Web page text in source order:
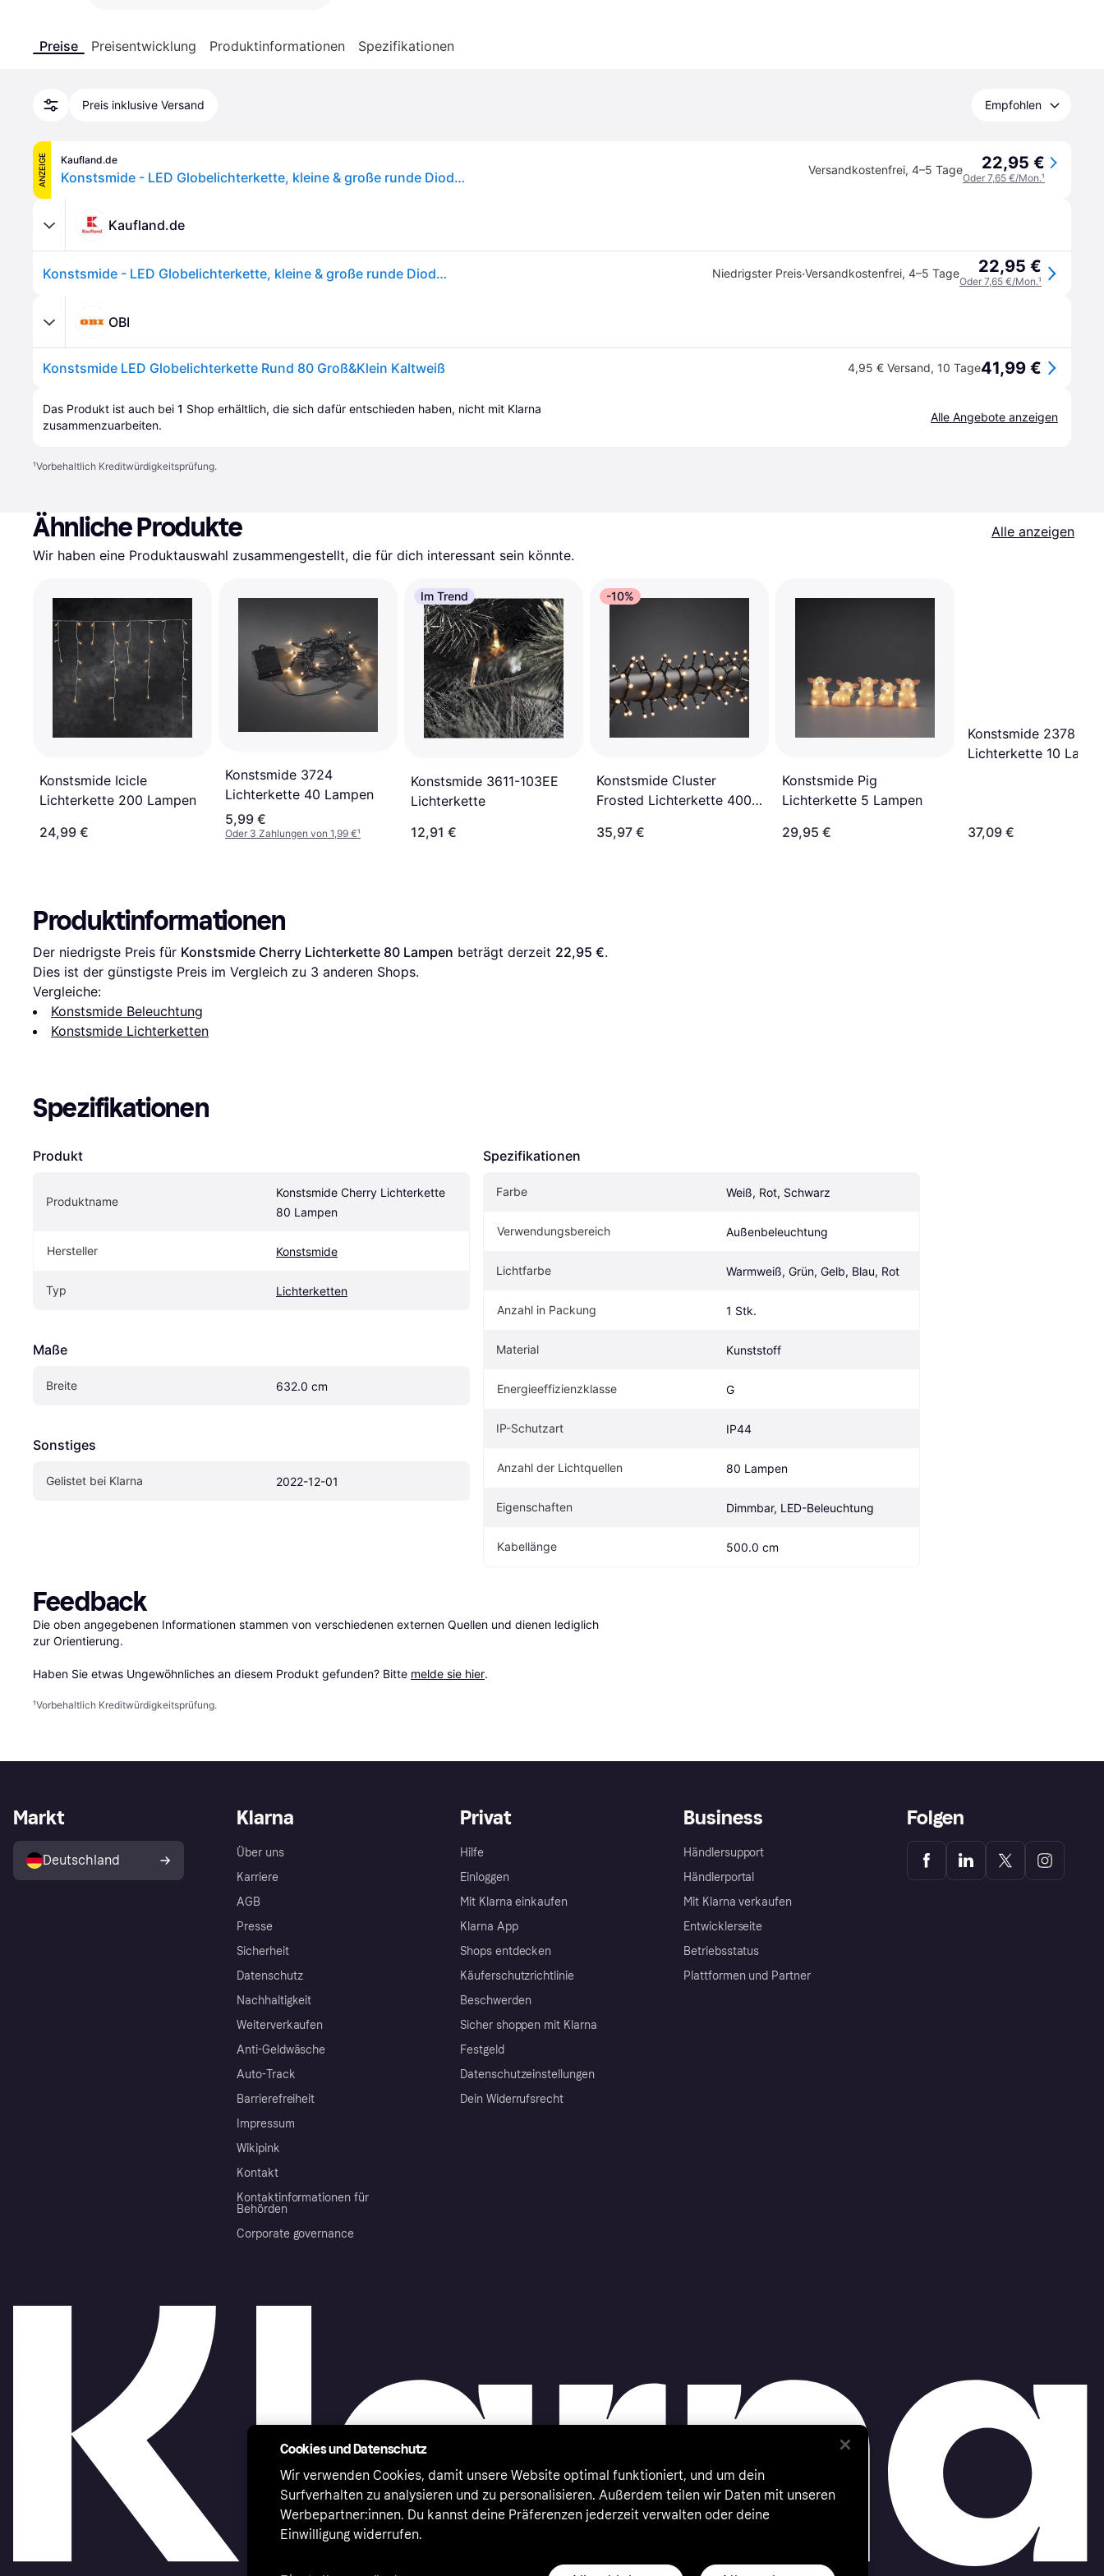
Preise Preisentwicklung Produktinformationen Spezifikationen
Preis inklusive Versand Empfohlen
ANZEIGE Kaufland.de
Konstsmide - LED Globelichterkette, kleine & große runde Dioden, 80 warm weiße Dioden, 24V Außentrafo, schwarzes Kabel; 3680-107 Versandkostenfrei, 4–5 Tage 22,95 €
Oder 7,65 €/Mon.¹
Kaufland.de
Konstsmide - LED Globelichterkette, kleine & große runde Dioden, 80 warm weiße Dioden, 24V Außentrafo, schwarzes Kabel; 3680-107 Niedrigster Preis·Versandkostenfrei, 4–5 Tage 22,95 €
Oder 7,65 €/Mon.¹
OBI
Konstsmide LED Globelichterkette Rund 80 Groß&Klein Kaltweiß 4,95 € Versand, 10 Tage41,99 €
Das Produkt ist auch bei 1 Shop erhältlich, die sich dafür entschieden haben, nicht mit Klarna
zusammenzuarbeiten.
Alle Angebote anzeigen
¹Vorbehaltlich Kreditwürdigkeitsprüfung.
Ähnliche Produkte
Alle anzeigen
Wir haben eine Produktauswahl zusammengestellt, die für dich interessant sein könnte.
Konstsmide Icicle
Lichterkette 200 Lampen
24,99 €
Konstsmide 3724
Lichterkette 40 Lampen
5,99 €
Oder 3 Zahlungen von 1,99 €¹
Im Trend
Konstsmide 3611-103EE
Lichterkette
12,91 €
-10%
Konstsmide Cluster
Frosted Lichterkette 400
35,97 €
Konstsmide Pig
Lichterkette 5 Lampen
29,95 €
Konstsmide 2378
Lichterkette 10
37,09 €
Produktinformationen
Der niedrigste Preis für Konstsmide Cherry Lichterkette 80 Lampen beträgt derzeit 22,95 €.
Dies ist der günstigste Preis im Vergleich zu 3 anderen Shops.
Vergleiche:
Konstsmide Beleuchtung
Konstsmide Lichterketten
Spezifikationen
Produkt
Produktname
Konstsmide Cherry Lichterkette
80 Lampen
Hersteller Konstsmide
Typ Lichterketten
Maße
Breite 632.0 cm
Sonstiges
Gelistet bei Klarna 2022-12-01
Spezifikationen
Farbe Weiß, Rot, Schwarz
Verwendungsbereich Außenbeleuchtung
Lichtfarbe Warmweiß, Grün, Gelb, Blau, Rot
Anzahl in Packung 1 Stk.
Material Kunststoff
Energieeffizienzklasse G
IP-Schutzart IP44
Anzahl der Lichtquellen 80 Lampen
Eigenschaften Dimmbar, LED-Beleuchtung
Kabellänge 500.0 cm
Feedback
Die oben angegebenen Informationen stammen von verschiedenen externen Quellen und dienen lediglich
zur Orientierung.
Haben Sie etwas Ungewöhnliches an diesem Produkt gefunden? Bitte melde sie hier.
¹Vorbehaltlich Kreditwürdigkeitsprüfung.
Klarna
Über uns
Karriere
AGB
Presse
Sicherheit
Datenschutz
Nachhaltigkeit
Weiterverkaufen
Anti-Geldwäsche
Auto-Track
Barrierefreiheit
Impressum
Wikipink
Kontakt
Kontaktinformationen für
Behörden
Corporate governance
Privat
Hilfe
Einloggen
Mit Klarna einkaufen
Klarna App
Shops entdecken
Käuferschutzrichtlinie
Beschwerden
Sicher shoppen mit Klarna
Festgeld
Datenschutzeinstellungen
Dein Widerrufsrecht
Business
Händlersupport
Händlerportal
Mit Klarna verkaufen
Entwicklerseite
Betriebsstatus
Plattformen und Partner
Markt
Deutschland
Folgen
Cookies und Datenschutz
Wir verwenden Cookies, damit unsere Website optimal funktioniert, und um dein
Surfverhalten zu analysieren und zu personalisieren. Außerdem teilen wir Daten mit unseren
Werbepartner:innen. Du kannst deine Präferenzen jederzeit verwalten oder deine
Einwilligung widerrufen.